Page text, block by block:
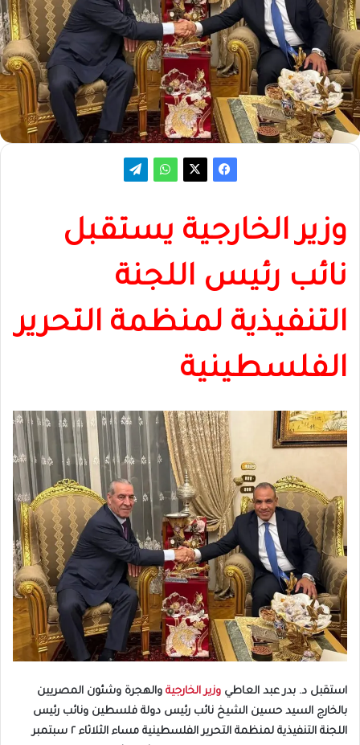
وزير‎ الخارجية يستقبل
نائب رئيس اللجنة
التنفيذية لمنظمة التحرير
الفلسطينية
استقبل د. بدر عبد العاطي وزير الخارجية والهجرة وشئون المصريين
بالخارج السيد حسين الشيخ نائب رئيس دولة فلسطين ونائب رئيس
اللجنة التنفيذية لمنظمة التحرير الفلسطينية مساء الثلاثاء ٢ سبتمبر